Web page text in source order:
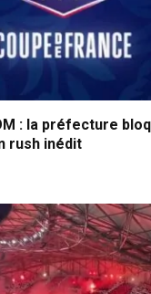
: la préfecture
rush inédit